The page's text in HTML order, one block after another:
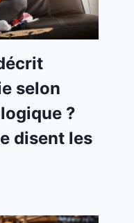
selon
?
disent les